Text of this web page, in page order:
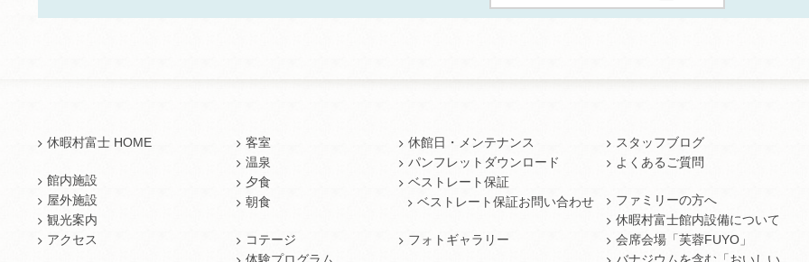
休暇村富士 HOME
館内施設
屋外施設
観光案内
アクセス
客室
温泉
夕食
朝食
コテージ
休館日・メンテナンス
パンフレットダウンロード
ベストレート保証
ベストレート保証お問い合わせ
フォトギャラリー
スタッフブログ
よくあるご質問
ファミリーの方へ
休暇村富士館内設備について
会席会場「芙蓉FUYO」